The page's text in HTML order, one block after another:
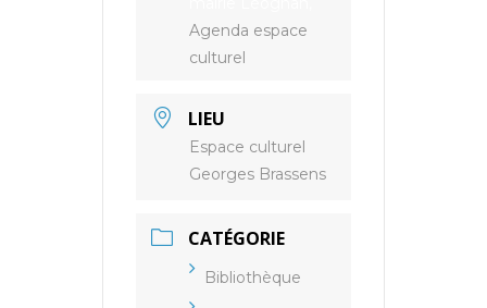
Agenda espace
culturel
LIEU
Espace culturel
Georges Brassens
CATÉGORIE
Bibliothèque